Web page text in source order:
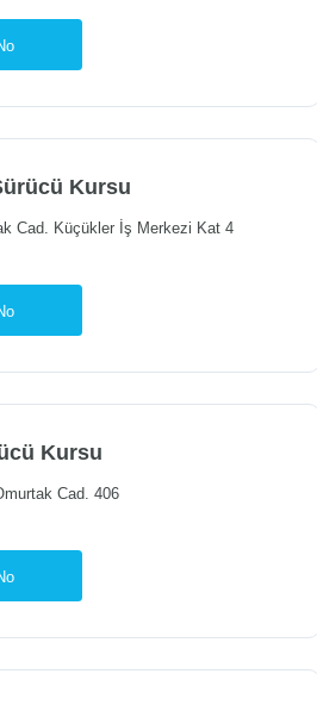
Kursu
Cad. Küçükler İş Merkezi Kat 4
Kursu
Cad. 406